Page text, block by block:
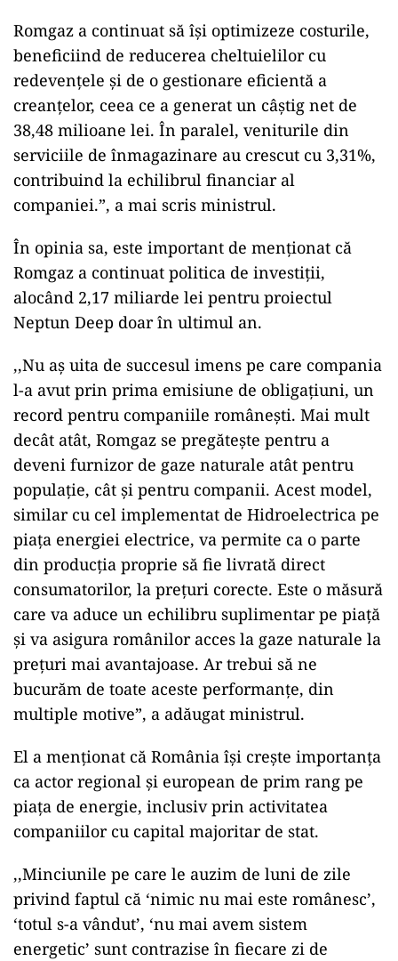
Romgaz a continuat să își optimizeze costurile,
beneficiind de reducerea cheltuielilor cu
redevențele și de o gestionare eficientă a
creanțelor, ceea ce a generat un câștig net de
38,48 milioane lei. În paralel, veniturile din
serviciile de înmagazinare au crescut cu 3,31%,
contribuind la echilibrul financiar al
companiei.”, a mai scris ministrul.
În opinia sa, este important de menționat că
Romgaz a continuat politica de investiții,
alocând 2,17 miliarde lei pentru proiectul
Neptun Deep doar în ultimul an.
,,Nu aș uita de succesul imens pe care compania
l-a avut prin prima emisiune de obligațiuni, un
record pentru companiile românești. Mai mult
decât atât, Romgaz se pregătește pentru a
deveni furnizor de gaze naturale atât pentru
populație, cât și pentru companii. Acest model,
similar cu cel implementat de Hidroelectrica pe
piața energiei electrice, va permite ca o parte
din producția proprie să fie livrată direct
consumatorilor, la prețuri corecte. Este o măsură
care va aduce un echilibru suplimentar pe piață
și va asigura românilor acces la gaze naturale la
prețuri mai avantajoase. Ar trebui să ne
bucurăm de toate aceste performanțe, din
multiple motive”, a adăugat ministrul.
El a menționat că România își crește importanța
ca actor regional și european de prim rang pe
piața de energie, inclusiv prin activitatea
companiilor cu capital majoritar de stat.
,,Minciunile pe care le auzim de luni de zile
privind faptul că ‘nimic nu mai este românesc’,
‘totul s-a vândut’, ‘nu mai avem sistem
energetic’ sunt contrazise în fiecare zi de